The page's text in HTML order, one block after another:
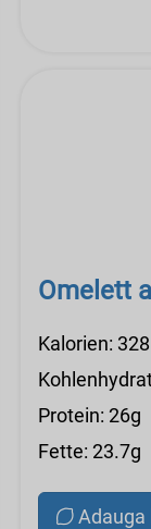
Omelett
Kalorien: 328
Protein: 26g
Fette: 23.7g
Adauga